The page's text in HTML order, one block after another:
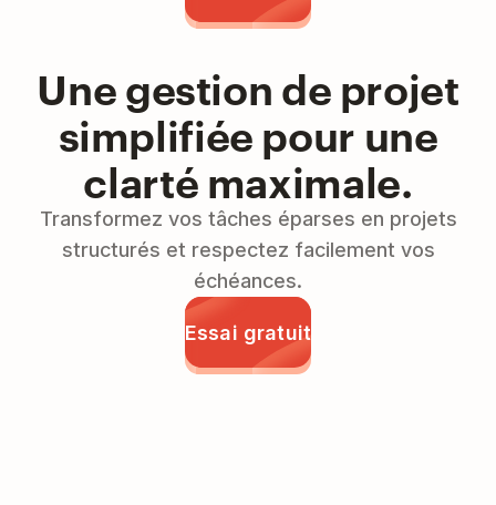
Une gestion de projet
simplifiée pour une
clarté maximale.
Transformez vos tâches éparses en projets
structurés et respectez facilement vos
échéances.
Essai gratuit